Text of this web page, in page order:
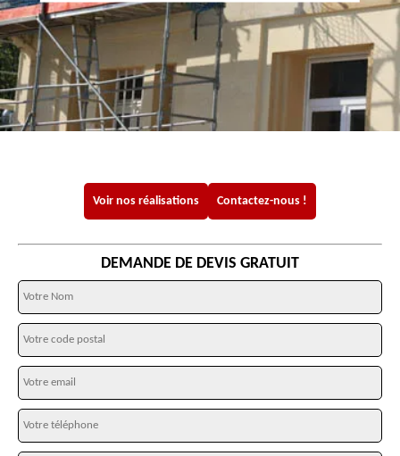
Voir nos réalisations Contactez-nous !
DEMANDE DE DEVIS GRATUIT